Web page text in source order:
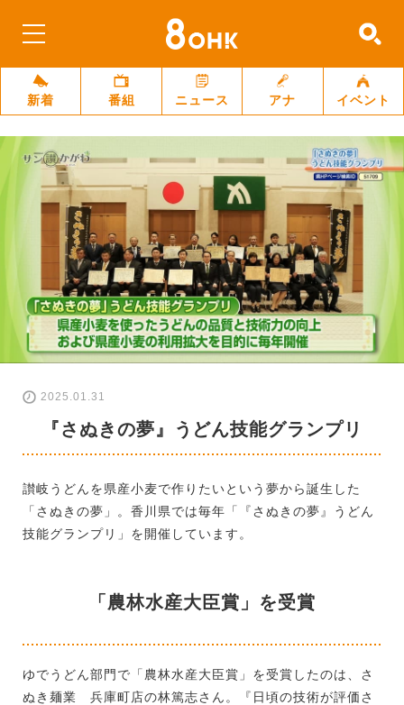
新着 番組 ニュース アナ イベント
2025.01.31
『さぬきの夢』うどん技能グランプリ
讃岐うどんを県産小麦で作りたいという夢から誕生した
「さぬきの夢」。香川県では毎年「『さぬきの夢』うどん
技能グランプリ」を開催しています。
「農林水産大臣賞」を受賞
ゆでうどん部門で「農林水産大臣賞」を受賞したのは、さ
ぬき麺業 兵庫町店の林篤志さん。『日頃の技術が評価さ